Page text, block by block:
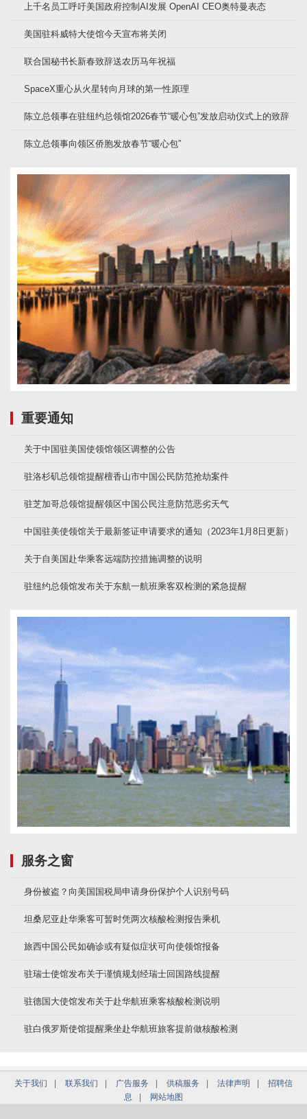
上千名员工呼吁美国政府控制AI发展 OpenAI CEO奥特曼表态
美国驻科威特大使馆今天宣布将关闭
联合国秘书长新春致辞送农历马年祝福
SpaceX重心从火星转向月球的第一性原理
陈立总领事在驻纽约总领馆2026春节“暖心包”发放启动仪式上的致辞
陈立总领事向领区侨胞发放春节“暖心包”
重要通知
关于中国驻美国使领馆领区调整的公告
驻洛杉矶总领馆提醒檀香山市中国公民防范抢劫案件
驻芝加哥总领馆提醒领区中国公民注意防范恶劣天气
中国驻美使领馆关于最新签证申请要求的通知（2023年1月8日更新）
关于自美国赴华乘客远端防控措施调整的说明
驻纽约总领馆发布关于东航一航班乘客双检测的紧急提醒
服务之窗
身份被盗？向美国国税局申请身份保护个人识别号码
坦桑尼亚赴华乘客可暂时凭两次核酸检测报告乘机
旅西中国公民如确诊或有疑似症状可向使领馆报备
驻瑞士使馆发布关于谨慎规划经瑞士回国路线提醒
驻德国大使馆发布关于赴华航班乘客核酸检测说明
驻白俄罗斯使馆提醒乘坐赴华航班旅客提前做核酸检测
关于我们 | 联系我们 | 广告服务 | 供稿服务 | 法律声明 |
招聘信
息
| 网站地图